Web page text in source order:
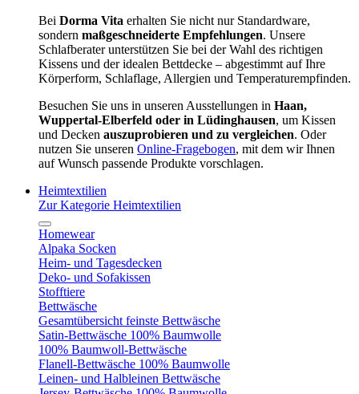
Bei Dorma Vita erhalten Sie nicht nur Standardware,
sondern maßgeschneiderte Empfehlungen. Unsere
Schlafberater unterstützen Sie bei der Wahl des richtigen
Kissens und der idealen Bettdecke – abgestimmt auf Ihre
Körperform, Schlaflage, Allergien und Temperaturempfinden.
Besuchen Sie uns in unseren Ausstellungen in Haan,
Wuppertal-Elberfeld oder in Lüdinghausen, um Kissen
und Decken auszuprobieren und zu vergleichen. Oder
nutzen Sie unseren Online-Fragebogen, mit dem wir Ihnen
auf Wunsch passende Produkte vorschlagen.
Heimtextilien
Zur Kategorie Heimtextilien
Homewear
Alpaka Socken
Heim- und Tagesdecken
Deko- und Sofakissen
Stofftiere
Bettwäsche
Gesamtübersicht feinste Bettwäsche
Satin-Bettwäsche 100% Baumwolle
100% Baumwoll-Bettwäsche
Flanell-Bettwäsche 100% Baumwolle
Leinen- und Halbleinen Bettwäsche